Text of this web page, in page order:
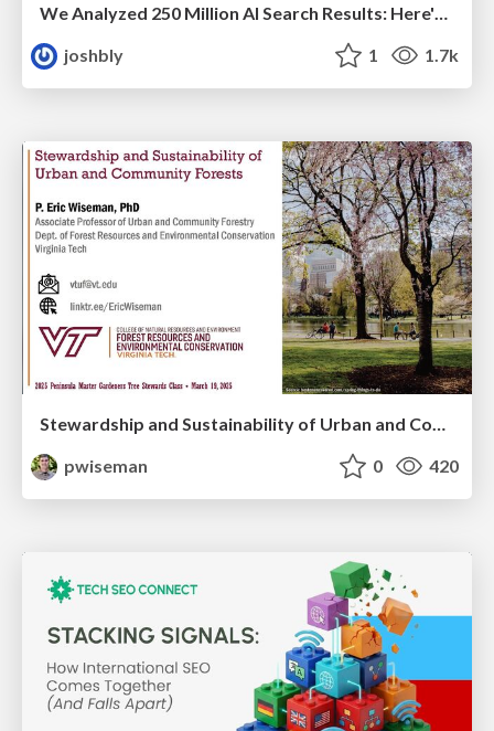
We Analyzed 250 Million AI Search Results: Here's What I Found
joshbly
1 1.7k
Stewardship and Sustainability of Urban and Community Forests
pwiseman
0 420